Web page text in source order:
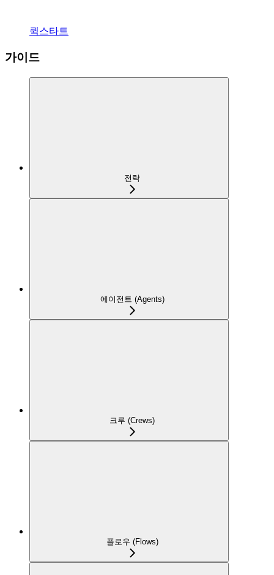
퀵스타트
가이드
전략
에이전트 (Agents)
크루 (Crews)
플로우 (Flows)